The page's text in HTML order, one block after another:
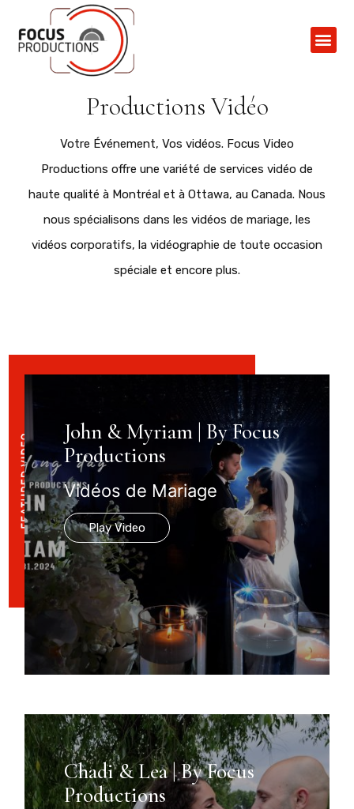
Productions Vidéo
Votre Événement, Vos vidéos. Focus Video
Productions offre une variété de services vidéo de
haute qualité à Montréal et à Ottawa, au Canada. Nous
nous spécialisons dans les vidéos de mariage, les
vidéos corporatifs, la vidéographie de toute occasion
spéciale et encore plus.
John & Myriam | By Focus
Productions
Vidéos de Mariage
Play Video
Chadi & Lea | By Focus
Productions